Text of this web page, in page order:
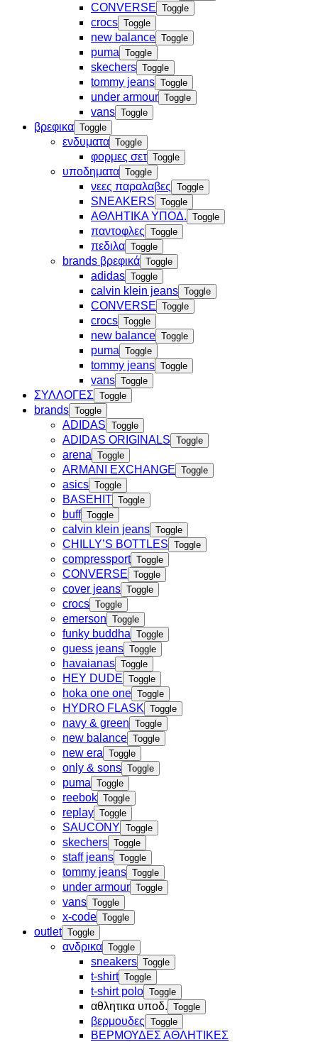
CONVERSE Toggle
crocs Toggle
new balance Toggle
puma Toggle
skechers Toggle
tommy jeans Toggle
under armour Toggle
vans Toggle
βρεφικα Toggle
ενδυματα Toggle
φορμες σετ Toggle
υποδηματα Toggle
νεες παραλαβες Toggle
SNEAKERS Toggle
ΑΘΛΗΤΙΚΑ ΥΠΟΔ. Toggle
παντοφλες Toggle
πεδιλα Toggle
brands βρεφικά Toggle
adidas Toggle
calvin klein jeans Toggle
CONVERSE Toggle
crocs Toggle
new balance Toggle
puma Toggle
tommy jeans Toggle
vans Toggle
ΣΥΛΛΟΓΕΣ Toggle
brands Toggle
ADIDAS Toggle
ADIDAS ORIGINALS Toggle
arena Toggle
ARMANI EXCHANGE Toggle
asics Toggle
BASEHIT Toggle
buff Toggle
calvin klein jeans Toggle
CHILLY’S BOTTLES Toggle
compressport Toggle
CONVERSE Toggle
cover jeans Toggle
crocs Toggle
emerson Toggle
funky buddha Toggle
guess jeans Toggle
havaianas Toggle
HEY DUDE Toggle
hoka one one Toggle
HYDRO FLASK Toggle
navy & green Toggle
new balance Toggle
new era Toggle
only & sons Toggle
puma Toggle
reebok Toggle
replay Toggle
SAUCONY Toggle
skechers Toggle
staff jeans Toggle
tommy jeans Toggle
under armour Toggle
vans Toggle
x-code Toggle
outlet Toggle
ανδρικα Toggle
sneakers Toggle
t-shirt Toggle
t-shirt polo Toggle
αθλητικα υποδ. Toggle
βερμουδες Toggle
ΒΕΡΜΟΥΔΕΣ ΑΘΛΗΤΙΚΕΣ